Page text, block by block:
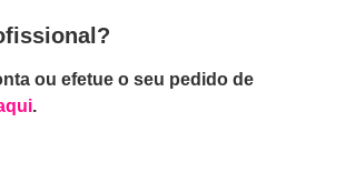
ou efetue o seu pedido de
.